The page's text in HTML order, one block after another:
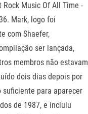
Rock Music Of All Time -
Mark, logo foi
com Shaefer,
ser lançada,
membros não estavam
dois dias depois por
suficiente para aparecer
de 1987, e incluiu